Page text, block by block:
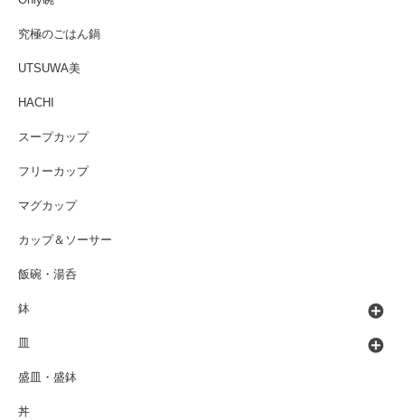
究極のごはん鍋
UTSUWA美
HACHI
スープカップ
フリーカップ
マグカップ
カップ＆ソーサー
飯碗・湯呑
鉢
盛皿・盛鉢
丼